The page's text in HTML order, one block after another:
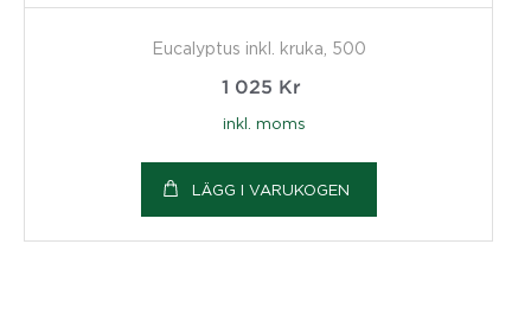
Eucalyptus inkl. kruka, 500
1 025 Kr
inkl. moms
LÄGG I VARUKOGEN